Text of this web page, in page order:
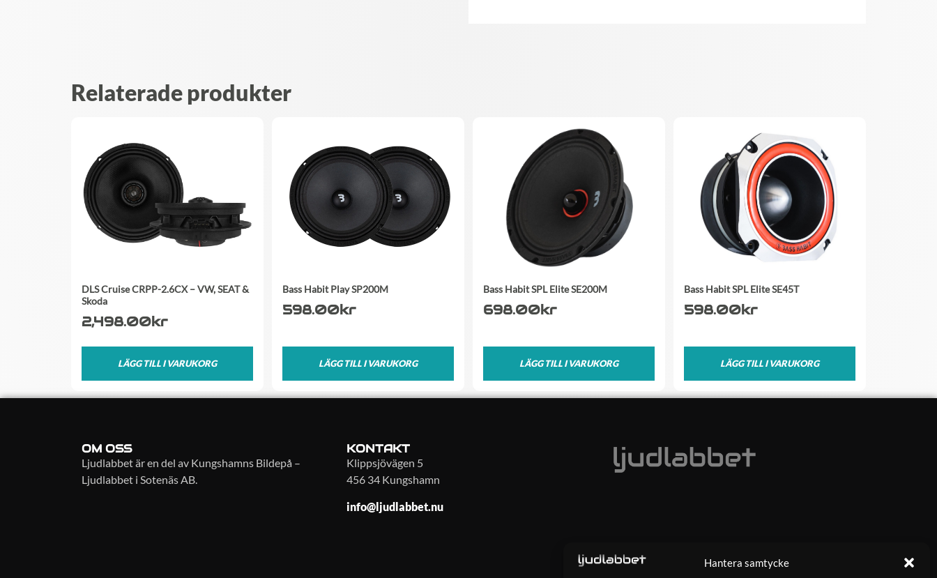
Hantera samtycke
Relaterade produkter
DLS Cruise CRPP-2.6CX – VW, SEAT &
Skoda
2,498.00kr
LÄGG TILL I VARUKORG
Bass Habit Play SP200M
598.00kr
LÄGG TILL I VARUKORG
Bass Habit SPL Elite SE200M
698.00kr
LÄGG TILL I VARUKORG
Bass Habit SPL Elite SE45T
598.00kr
LÄGG TILL I VARUKORG
OM OSS
Ljudlabbet är en del av Kungshamns Bildepå –
Ljudlabbet i Sotenäs AB.
KONTAKT
Klippsjövägen 5
456 34 Kungshamn
info@ljudlabbet.nu